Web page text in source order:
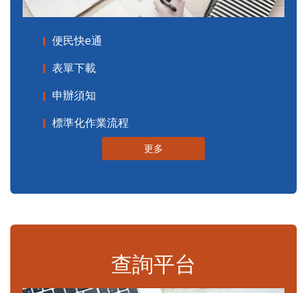
便民快e通
表單下載
申辦須知
標準化作業流程
更多
查詢平台